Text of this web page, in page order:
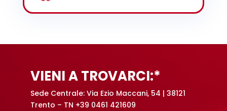
VIENI A TROVARCI:*
Sede Centrale: Via Ezio Maccani, 54 | 38121
Trento – TN +39 0461 421609